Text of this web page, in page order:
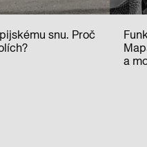
snu. Proč
a